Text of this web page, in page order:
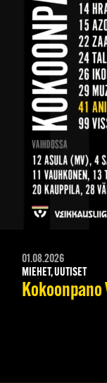
01.08.2026
MIEHET, UUTISET